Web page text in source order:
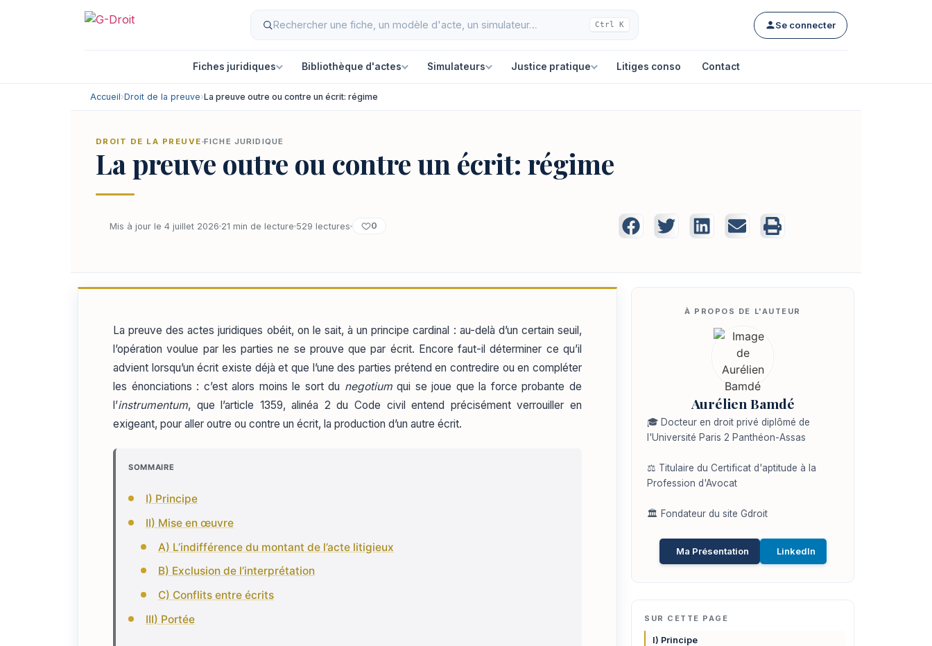
Ctrl K Se connecter
Fiches juridiques Bibliothèque d'actes Simulateurs Justice pratique Litiges conso Contact
Accueil›Droit de la preuve›La preuve outre ou contre un écrit: régime
DROIT DE LA PREUVE FICHE JURIDIQUE
La preuve outre ou contre un écrit: régime
Mis à jour le 4 juillet 2026 21 min de lecture 529 lectures 0
La preuve des actes juridiques obéit, on le sait, à un principe cardinal : au-delà d’un certain seuil,
l’opération voulue par les parties ne se prouve que par écrit. Encore faut-il déterminer ce qu’il
advient lorsqu’un écrit existe déjà et que l’une des parties prétend en contredire ou en compléter
les énonciations : c’est alors moins le sort du negotiumqui se joue que la force probante de
l’instrumentum, que l’article 1359, alinéa 2 du Code civil entend précisément verrouiller en
exigeant, pour aller outre ou contre un écrit, la production d’un autre écrit.
SOMMAIRE
I) Principe
II) Mise en œuvre
A) L’indifférence du montant de l’acte litigieux
B) Exclusion de l’interprétation
C) Conflits entre écrits
III) Portée
Aurélien Bamdé
🎓 Docteur en droit privé diplômé de
l'Université Paris 2 Panthéon-Assas
⚖️ Titulaire du Certificat d'aptitude à la
Profession d'Avocat
🏛️ Fondateur du site Gdroit
Ma Présentation LinkedIn
SUR CETTE PAGE
I) Principe